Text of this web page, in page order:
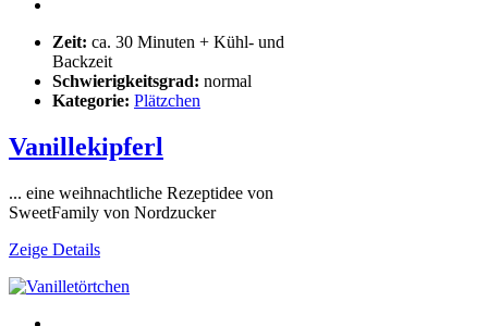
Zeit: ca. 30 Minuten + Kühl- und
Backzeit
Schwierigkeitsgrad: normal
Kategorie: Plätzchen
Vanillekipferl
... eine weihnachtliche Rezeptidee von
SweetFamily von Nordzucker
Zeige Details